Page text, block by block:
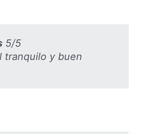
5/5
tranquilo y buen